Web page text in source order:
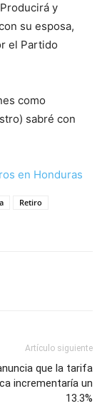
y
su esposa,
el Partido
como
sabré con
en Honduras
Retiro
Artículo siguiente
que la tarifa
incrementaría un
13.3%